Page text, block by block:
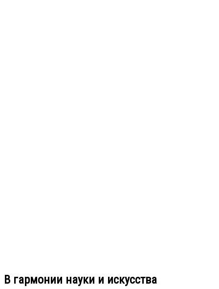
В гармонии науки и искусства